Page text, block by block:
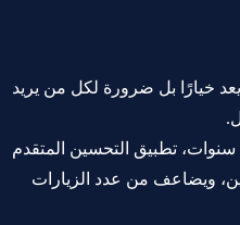
خيارًا بل ضرورة لكل من يريد
تطبيق التحسين المتقدم
ويضاعف من عدد الزيارات